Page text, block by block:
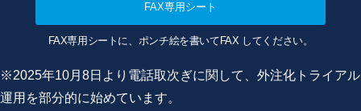
FAX専用シート
FAX専用シートに、ポンチ絵を書いてFAX してください。
※2025年10月8日より電話取次ぎに関して、外注化トライアル
運用を部分的に始めています。